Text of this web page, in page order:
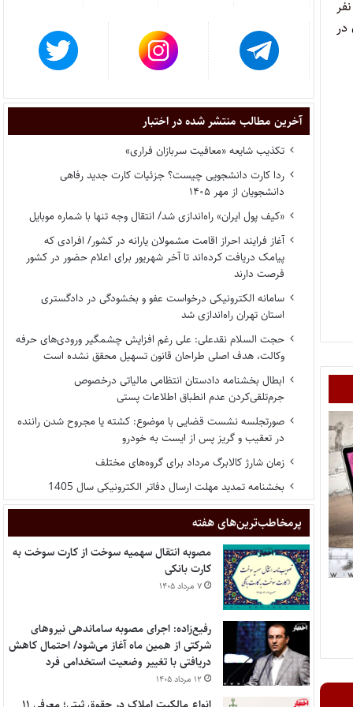
کشور پس از بحث مفصل پیرامون موضوع رأی شعبه اول را صائب دانسته و از مجموع ۱۱۲ نفر
در
آخرین مطالب منتشر شده در اختبار
تکذیب شایعه «معافیت سربازان فراری»
ردا کارت دانشجویی چیست؟ جزئیات کارت جدید رفاهی
دانشجویان از مهر ۱۴۰۵
«کیف پول ایران» راه‌اندازی شد/ انتقال وجه تنها با شماره موبایل
آغاز فرایند احراز اقامت مشمولان یارانه در کشور/ افرادی که
پیامک دریافت کرده‌اند تا آخر شهریور برای اعلام حضور در کشور
فرصت دارند
سامانه الکترونیکی درخواست عفو و بخشودگی در دادگستری
استان تهران راه‌اندازی شد
حجت السلام نقدعلی: علی رغم افزایش چشمگیر ورودی‌های حرفه
وکالت، هدف اصلی طراحان قانون تسهیل محقق نشده است
ابطال بخشنامه دادستان انتظامی مالیاتی درخصوص
جرم‌تلقی‌کردن عدم انطباق اطلاعات پستی
صورتجلسه نشست قضایی با موضوع: کشته یا مجروح شدن راننده
در تعقیب و گریز پس از ایست به خودرو
زمان شارژ کالابرگ مرداد برای گروه‌های مختلف
بخشنامه تمدید مهلت ارسال دفاتر الکترونیکی سال 1405
پر‌مخاطب‌ترین‌های هفته
مصوبه انتقال سهمیه سوخت از کارت سوخت به
کارت بانکی
۷ مرداد ۱۴۰۵
رفیع‌زاده: اجرای مصوبه ساماندهی نیروهای
شرکتی از همین ماه آغاز می‌شود/ احتمال کاهش
دریافتی با تغییر وضعیت استخدامی فرد
۱۲ مرداد ۱۴۰۵